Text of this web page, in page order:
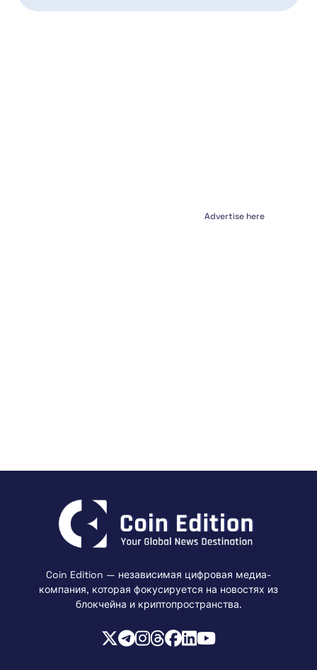
Advertise here
Coin Edition — независимая цифровая медиа-
компания, которая фокусируется на новостях из
блокчейна и криптопространства.